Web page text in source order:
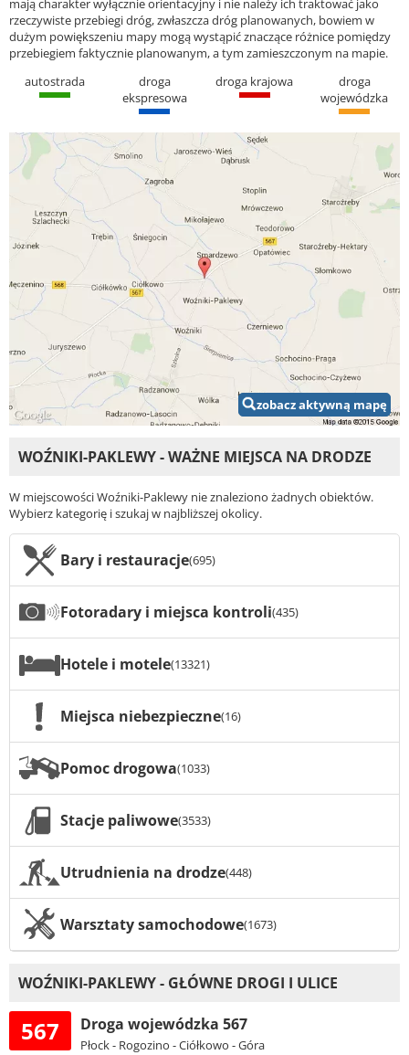
rzeczywiste przebiegi dróg, zwłaszcza dróg planowanych, bowiem w
dużym powiększeniu mapy mogą wystąpić znaczące różnice pomiędzy
przebiegiem faktycznie planowanym, a tym zamieszczonym na mapie.
autostrada
droga
ekspresowa
droga krajowa
droga
wojewódzka
zobacz aktywną mapę
WOŹNIKI-PAKLEWY - WAŻNE MIEJSCA NA DRODZE
W miejscowości Woźniki-Paklewy nie znaleziono żadnych obiektów.
Wybierz kategorię i szukaj w najbliższej okolicy.
Bary i restauracje(695)
Fotoradary i miejsca kontroli(435)
Hotele i motele(13321)
Miejsca niebezpieczne(16)
Pomoc drogowa(1033)
Stacje paliwowe(3533)
Utrudnienia na drodze(448)
Warsztaty samochodowe(1673)
WOŹNIKI-PAKLEWY - GŁÓWNE DROGI I ULICE
567 Droga wojewódzka 567
Płock - Rogozino - Ciółkowo - Góra